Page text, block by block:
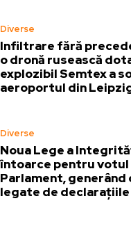
Diverse
Infiltrare fără
o dronă rusească
explozibil Semtex a
aeroportul din
Diverse
Noua Lege a
întoarce pentru votul
Parlament,
legate de